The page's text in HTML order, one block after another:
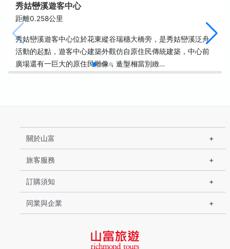
秀姑巒溪遊客中心
距離0.258公里
秀姑巒溪遊客中心位於花東縱谷瑞穗大橋旁，是秀姑巒溪泛舟
活動的起點，遊客中心建築外觀仿自原住民傳統建築，中心前
廣場還有一巨大的原住民雕像，造型相當別緻…
關於山富
旅客服務
訂購須知
同業與企業